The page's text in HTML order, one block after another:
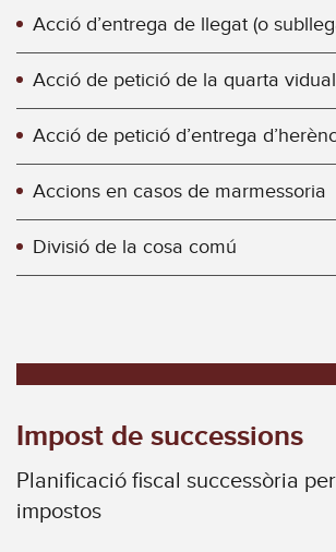
Acció d’entrega de llegat (o
Acció de petició de la quarta vidual
Acció de petició d’entrega
Accions en casos de marmessoria
Divisió de la cosa comú
Impost de successions
Planificació fiscal successòria
impostos